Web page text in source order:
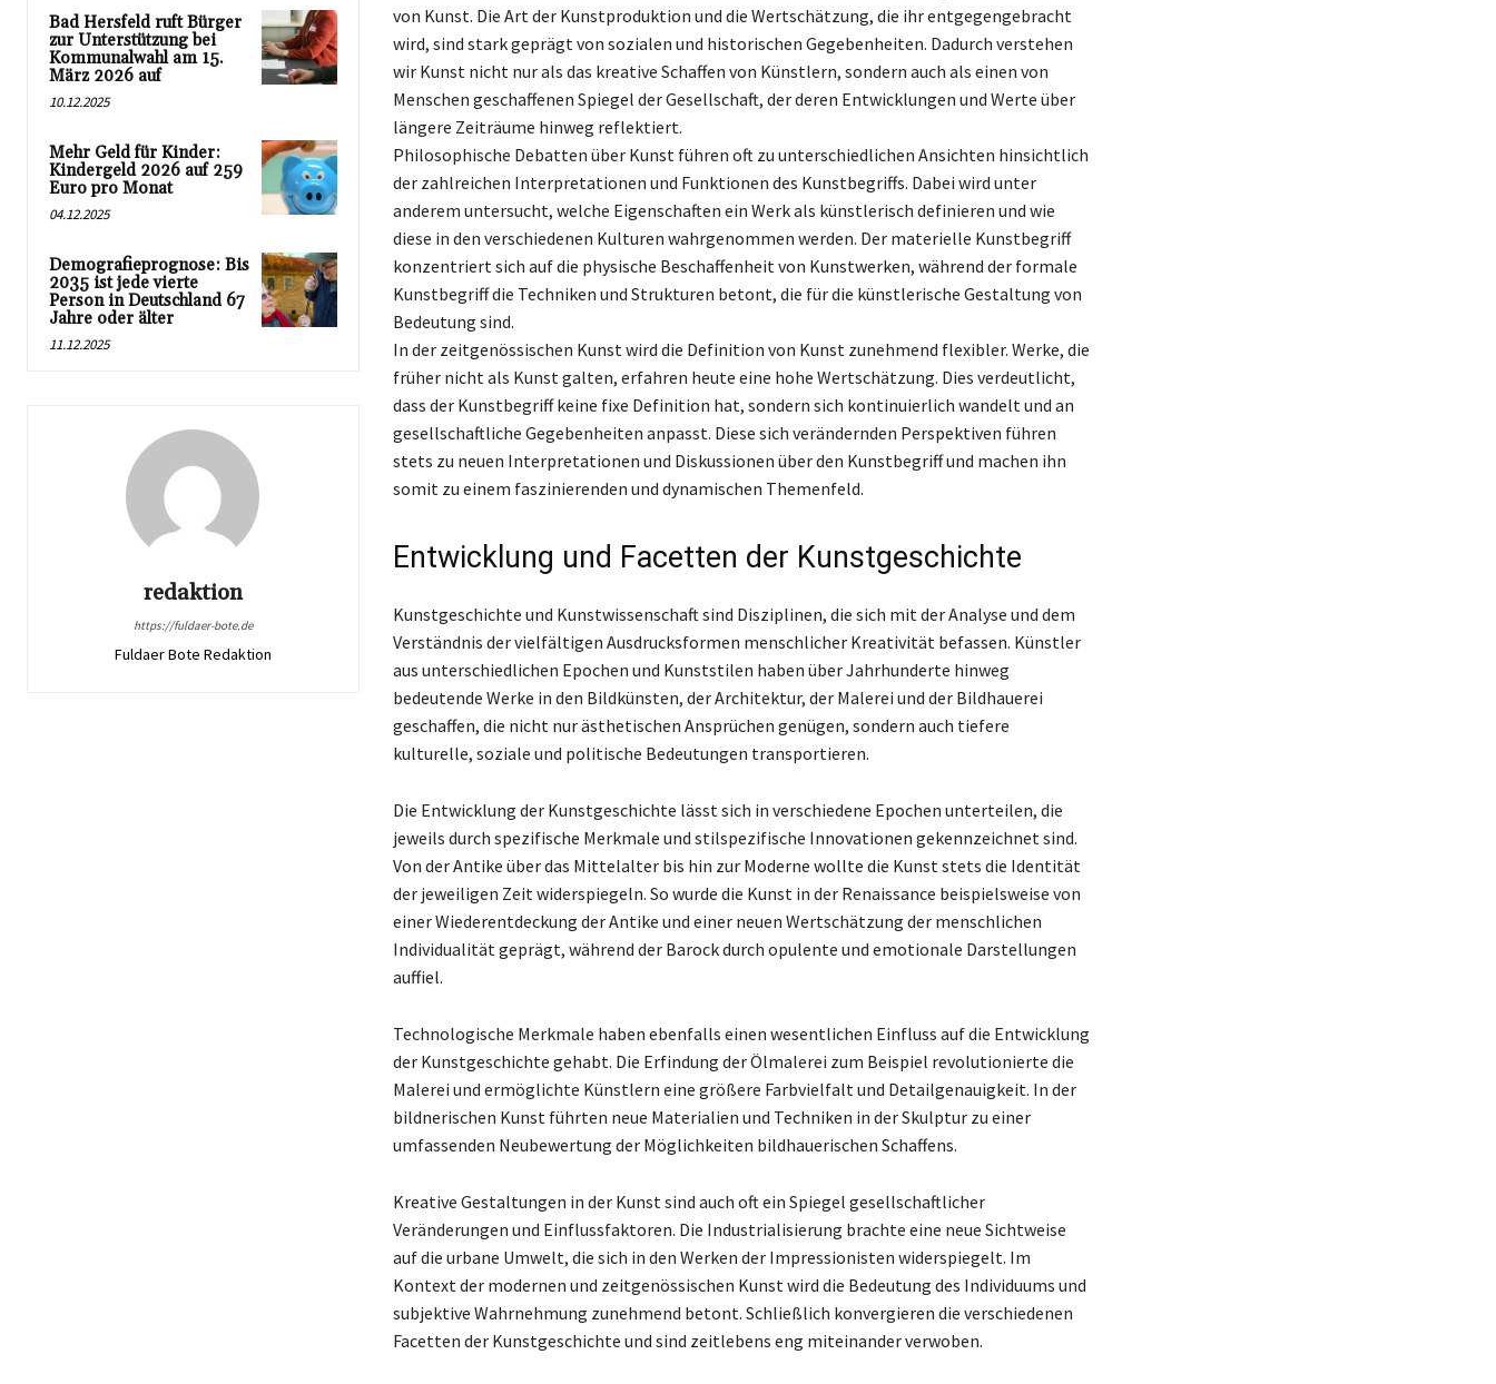
Bad Hersfeld ruft Bürger
zur Unterstützung bei
Kommunalwahl am 15.
März 2026 auf
10.12.2025
Mehr Geld für Kinder:
Kindergeld 2026 auf 259
Euro pro Monat
04.12.2025
Demografieprognose: Bis
2035 ist jede vierte
Person in Deutschland 67
Jahre oder älter
11.12.2025
redaktion
https://fuldaer-bote.de
Fuldaer Bote Redaktion
von Kunst. Die Art der Kunstproduktion und die Wertschätzung, die ihr entgegengebracht
wird, sind stark geprägt von sozialen und historischen Gegebenheiten. Dadurch verstehen
wir Kunst nicht nur als das kreative Schaffen von Künstlern, sondern auch als einen von
Menschen geschaffenen Spiegel der Gesellschaft, der deren Entwicklungen und Werte über
längere Zeiträume hinweg reflektiert.
Philosophische Debatten über Kunst führen oft zu unterschiedlichen Ansichten hinsichtlich
der zahlreichen Interpretationen und Funktionen des Kunstbegriffs. Dabei wird unter
anderem untersucht, welche Eigenschaften ein Werk als künstlerisch definieren und wie
diese in den verschiedenen Kulturen wahrgenommen werden. Der materielle Kunstbegriff
konzentriert sich auf die physische Beschaffenheit von Kunstwerken, während der formale
Kunstbegriff die Techniken und Strukturen betont, die für die künstlerische Gestaltung von
Bedeutung sind.
In der zeitgenössischen Kunst wird die Definition von Kunst zunehmend flexibler. Werke, die
früher nicht als Kunst galten, erfahren heute eine hohe Wertschätzung. Dies verdeutlicht,
dass der Kunstbegriff keine fixe Definition hat, sondern sich kontinuierlich wandelt und an
gesellschaftliche Gegebenheiten anpasst. Diese sich verändernden Perspektiven führen
stets zu neuen Interpretationen und Diskussionen über den Kunstbegriff und machen ihn
somit zu einem faszinierenden und dynamischen Themenfeld.
Entwicklung und Facetten der Kunstgeschichte
Kunstgeschichte und Kunstwissenschaft sind Disziplinen, die sich mit der Analyse und dem
Verständnis der vielfältigen Ausdrucksformen menschlicher Kreativität befassen. Künstler
aus unterschiedlichen Epochen und Kunststilen haben über Jahrhunderte hinweg
bedeutende Werke in den Bildkünsten, der Architektur, der Malerei und der Bildhauerei
geschaffen, die nicht nur ästhetischen Ansprüchen genügen, sondern auch tiefere
kulturelle, soziale und politische Bedeutungen transportieren.
Die Entwicklung der Kunstgeschichte lässt sich in verschiedene Epochen unterteilen, die
jeweils durch spezifische Merkmale und stilspezifische Innovationen gekennzeichnet sind.
Von der Antike über das Mittelalter bis hin zur Moderne wollte die Kunst stets die Identität
der jeweiligen Zeit widerspiegeln. So wurde die Kunst in der Renaissance beispielsweise von
einer Wiederentdeckung der Antike und einer neuen Wertschätzung der menschlichen
Individualität geprägt, während der Barock durch opulente und emotionale Darstellungen
auffiel.
Technologische Merkmale haben ebenfalls einen wesentlichen Einfluss auf die Entwicklung
der Kunstgeschichte gehabt. Die Erfindung der Ölmalerei zum Beispiel revolutionierte die
Malerei und ermöglichte Künstlern eine größere Farbvielfalt und Detailgenauigkeit. In der
bildnerischen Kunst führten neue Materialien und Techniken in der Skulptur zu einer
umfassenden Neubewertung der Möglichkeiten bildhauerischen Schaffens.
Kreative Gestaltungen in der Kunst sind auch oft ein Spiegel gesellschaftlicher
Veränderungen und Einflussfaktoren. Die Industrialisierung brachte eine neue Sichtweise
auf die urbane Umwelt, die sich in den Werken der Impressionisten widerspiegelt. Im
Kontext der modernen und zeitgenössischen Kunst wird die Bedeutung des Individuums und
subjektive Wahrnehmung zunehmend betont. Schließlich konvergieren die verschiedenen
Facetten der Kunstgeschichte und sind zeitlebens eng miteinander verwoben.